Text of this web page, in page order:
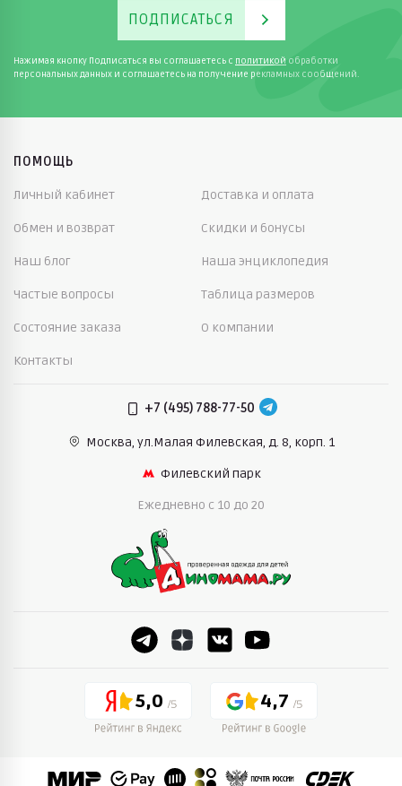
ПОДПИСАТЬСЯ
Нажимая кнопку Подписаться вы соглашаетесь с политикой обработки
персональных данных и соглашаетесь на получение рекламных сообщений.
ПОМОЩЬ
Личный кабинет Доставка и оплата
Обмен и возврат Скидки и бонусы
Наш блог Наша энциклопедия
Частые вопросы Таблица размеров
Состояние заказа О компании
Контакты
+7 (495) 788-77-50
Москва, ул.Малая Филевская, д. 8, корп. 1
Филевский парк
Ежедневно c 10 до 20
5,0 4,7